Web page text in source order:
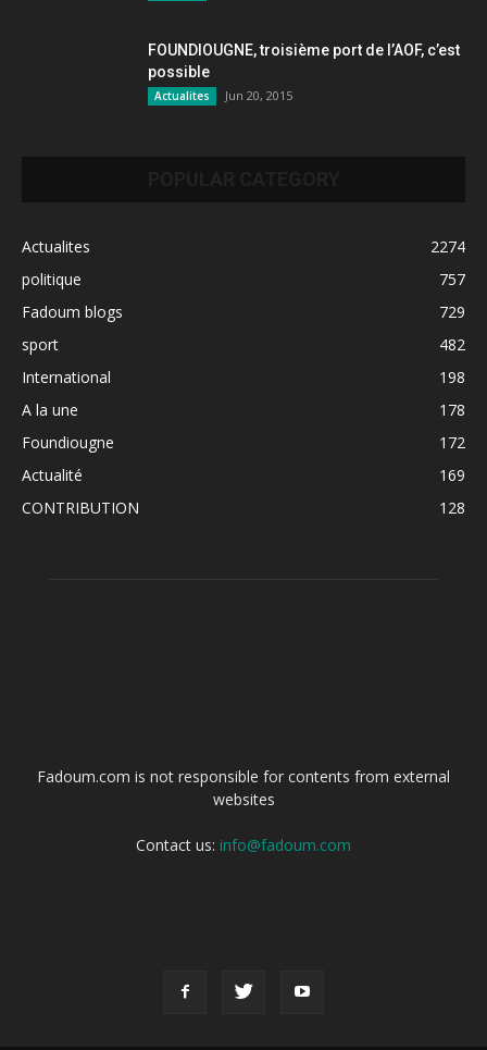
FOUNDIOUGNE, troisième port de l’AOF, c’est
possible
Actualites Jun 20, 2015
Actualites
2274
politique
757
Fadoum blogs
729
sport
482
International
198
A la une
178
Foundiougne
172
Actualité
169
CONTRIBUTION
128
Fadoum.com is not responsible for contents from external
websites
Contact us: info@fadoum.com